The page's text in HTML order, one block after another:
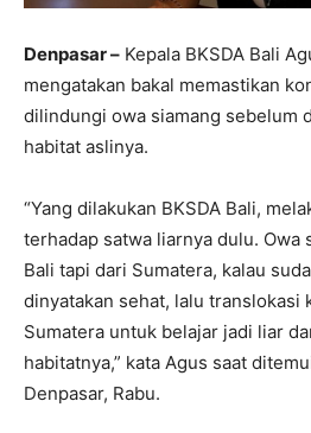
Denpasar – Kepala BKSDA Bali
mengatakan bakal memastikan
dilindungi owa siamang sebelum
habitat aslinya.
“Yang dilakukan BKSDA Bali,
terhadap satwa liarnya dulu. Owa
Bali tapi dari Sumatera, kalau
dinyatakan sehat, lalu translokasi
Sumatera untuk belajar jadi liar
habitatnya,” kata Agus saat
Denpasar, Rabu.